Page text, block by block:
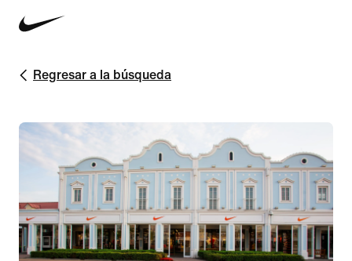
Regresar a la búsqueda